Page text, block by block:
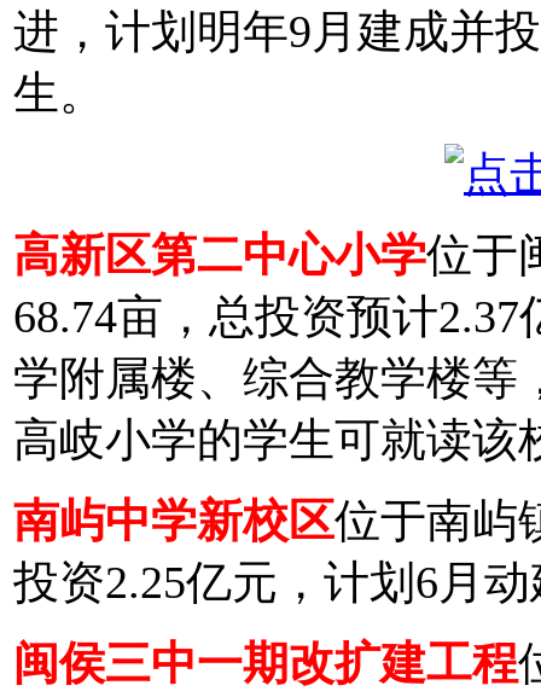
进，计划明年9月建成并
生。
高新区第二中心小学位于
68.74亩，总投资预计
学附属楼、综合教学楼等
高岐小学的学生可就读该
南屿中学新校区位于南屿
投资2.25亿元，计划6月
闽侯三中一期改扩建工程